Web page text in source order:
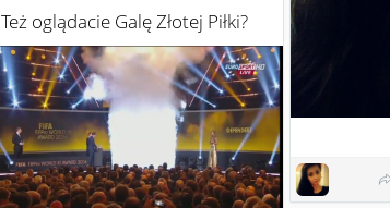
Też oglądacie Galę Złotej Piłki?